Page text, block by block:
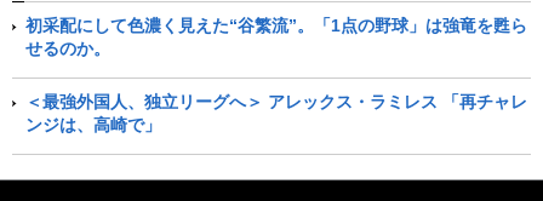
初采配にして色濃く見えた“谷繁流”。「1点の野球」は強竜を甦ら
せるのか。
＜最強外国人、独立リーグへ＞ アレックス・ラミレス 「再チャレ
ンジは、高崎で」